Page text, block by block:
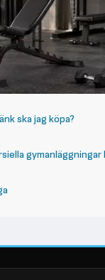
ska jag köpa?
gymanläggningar